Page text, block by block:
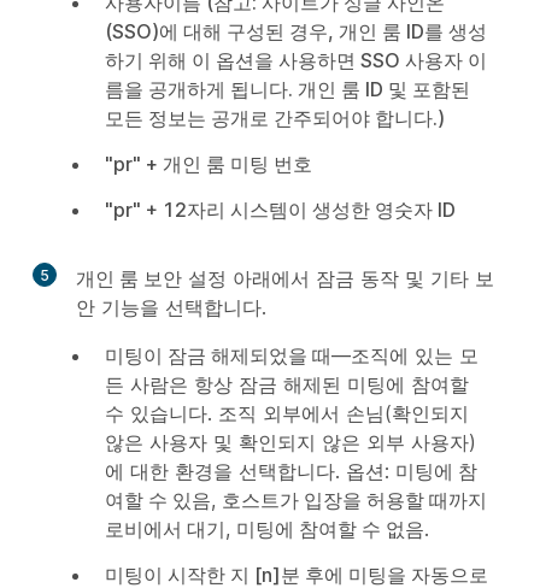
(SSO)에 대해 구성된 경우, 개인 룸 ID를 생성
하기 위해 이 옵션을 사용하면 SSO 사용자 이
름을 공개하게 됩니다. 개인 룸 ID 및 포함된
모든 정보는 공개로 간주되어야 합니다.)
"pr" + 개인 룸 미팅 번호
"pr" + 12자리 시스템이 생성한 영숫자 ID
5 개인 룸 보안 설정 아래에서 잠금 동작 및 기타 보
안 기능을 선택합니다.
미팅이 잠금 해제되었을 때—조직에 있는 모
든 사람은 항상 잠금 해제된 미팅에 참여할
수 있습니다. 조직 외부에서 손님(확인되지
않은 사용자 및 확인되지 않은 외부 사용자)
에 대한 환경을 선택합니다. 옵션: 미팅에 참
여할 수 있음, 호스트가 입장을 허용할 때까지
로비에서 대기, 미팅에 참여할 수 없음.
미팅이 시작한 지 [n]분 후에 미팅을 자동으로